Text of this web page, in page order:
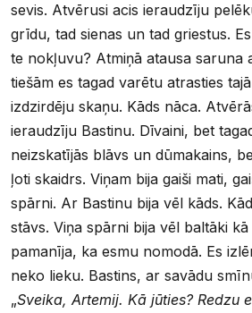
sevis. Atvērusi acis ieraudzīju
grīdu, tad sienas un tad griestus.
te nokļuvu? Atmiņā atausa saruna
tiešām es tagad varētu atrasties
izdzirdēju skaņu. Kāds nāca.
ieraudzīju Bastinu. Dīvaini, bet
neizskatījās blāvs un dūmakains,
ļoti skaidrs. Viņam bija gaiši mati,
spārni. Ar Bastinu bija vēl kāds.
stāvs. Viņa spārni bija vēl baltāki kā
pamanīja, ka esmu nomodā. Es
neko lieku. Bastins, ar savādu
„Sveika, Artemij. Kā jūties? Redzu